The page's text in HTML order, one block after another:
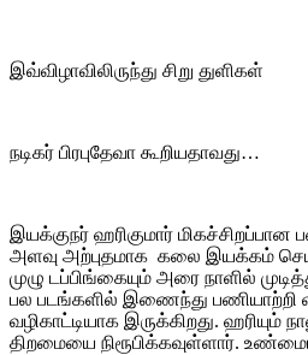
இவ்விழாவிலிருந்து சிறு துளிகள்
நடிகர் பிரபுதேவா கூறியதாவது…
இயக்குநர் ஹரிகுமார்
அளவு அற்புதமாக கலை இயக்கம்
முழு டப்பிங்கையும் அரை நாளில்
பல படங்களில் இணைந்து பணியாற்றி
வழிகாட்டியாக இருக்கிறது.
திறமையை நிரூபிக்கவுள்ளார்.